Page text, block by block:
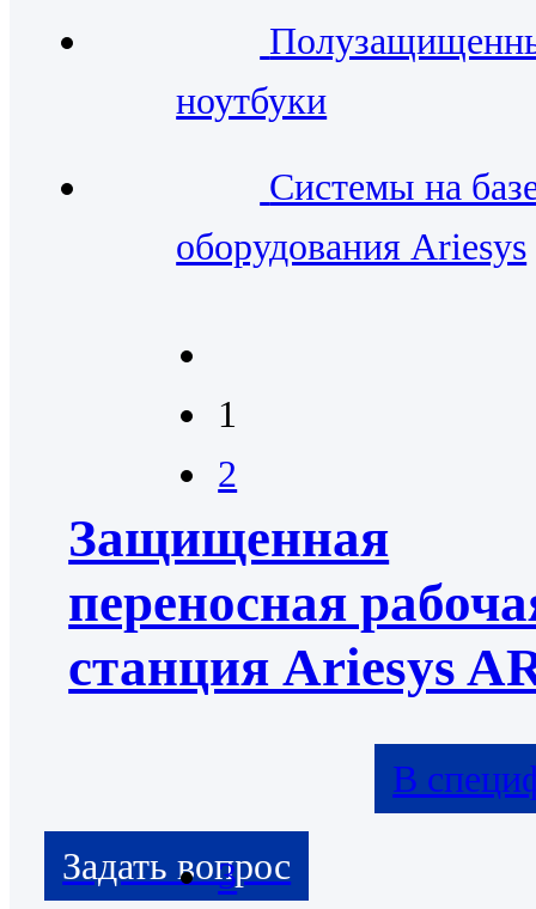
ноутбуки
Системы на
оборудования Ariesys
Защищенная
переносная
станция Ariesys
В
1
2
3